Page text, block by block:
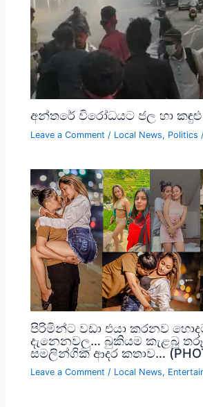
අන්තරේ විරෝධයට ජල හා කඳුළු
Leave a Comment / Local News, Politics
පිරිමින්ට වඩා එයා කරනව
දැනෙනවලු… බුකියම කැළබූ
සමලින්ගික ආදර කතාව…
Leave a Comment / Local News,